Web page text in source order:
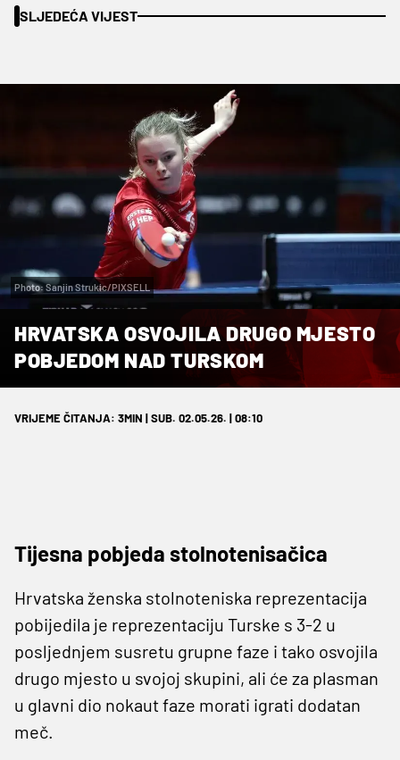
SLJEDEĆA VIJEST
Photo: Sanjin Strukic/PIXSELL
HRVATSKA OSVOJILA DRUGO MJESTO
POBJEDOM NAD TURSKOM
VRIJEME ČITANJA: 3MIN | SUB. 02.05.26. | 08:10
Tijesna pobjeda stolnotenisačica
Hrvatska ženska stolnoteniska reprezentacija
pobijedila je reprezentaciju Turske s 3-2 u
posljednjem susretu grupne faze i tako osvojila
drugo mjesto u svojoj skupini, ali će za plasman
u glavni dio nokaut faze morati igrati dodatan
meč.